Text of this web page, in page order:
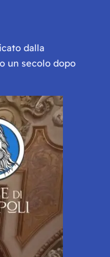
dalla
un secolo dopo